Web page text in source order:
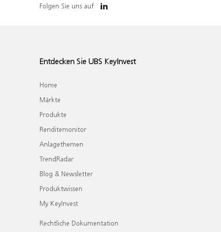
Folgen Sie uns auf
Entdecken Sie UBS KeyInvest
Home
Märkte
Produkte
Renditemonitor
Anlagethemen
TrendRadar
Blog & Newsletter
Produktwissen
My KeyInvest
Rechtliche Dokumentation